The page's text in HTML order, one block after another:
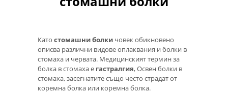
Като стомашни болки човек обикновено
описва различни видове оплаквания и болки в
стомаха и червата. Медицинският термин за
болка в стомаха е гастралгия, Освен болки в
стомаха, засегнатите също често страдат от
коремна болка или коремна болка.